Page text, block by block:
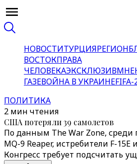
НОВОСТИТУРЦИЯРЕГИОН
ВОСТОКПРАВА
ЧЕЛОВЕКАЭКСКЛЮЗИВ
ГАЗЕВОЙНА В УКРАИНЕFIFA-
ПОЛИТИКА
2 мин чтения
США потеряли 39 самолетов
По данным The War Zone,
MQ-9 Reaper, истребители F-
Конгресс требует подсчитать